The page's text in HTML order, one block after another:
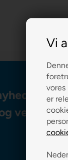
Vi
vores
er